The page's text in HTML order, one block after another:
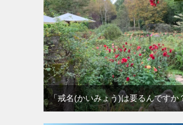
「戒名(かいみょう)は要るんですか